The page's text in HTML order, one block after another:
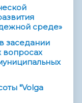
среде»
заседании
вопросах
"Volga